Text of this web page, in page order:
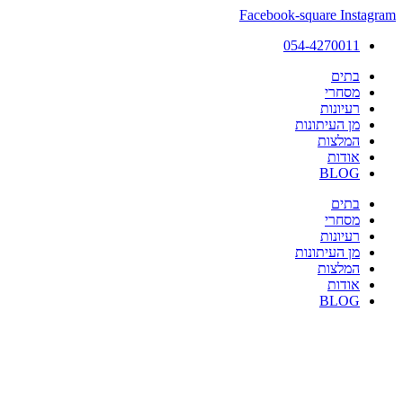
Facebook-square Instagram
054-4270011
בתים
מסחרי
רעיונות
מן העיתונות
המלצות
אודות
BLOG
בתים
מסחרי
רעיונות
מן העיתונות
המלצות
אודות
BLOG